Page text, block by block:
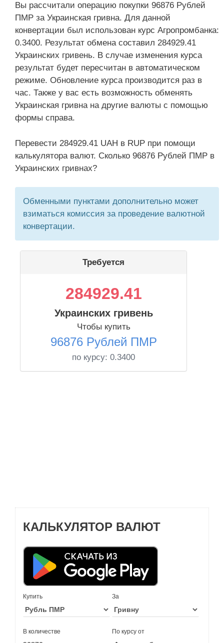
Вы рассчитали операцию покупки 96876 Рублей
ПМР за Украинская гривна. Для данной
конвертации был использован курс Агропромбанка:
0.3400. Результат обмена составил 284929.41
Украинских гривень. В случае изменения курса
результат будет пересчитан в автоматическом
режиме. Обновление курса производится раз в
час. Также у вас есть возможность обменять
Украинская гривна на другие валюты с помощью
формы справа.
Перевести 284929.41 UAH в RUP при помощи
калькулятора валют. Сколько 96876 Рублей ПМР в
Украинских гривнах?
Обменными пунктами дополнительно может
взиматься комиссия за проведение валютной
конвертации.
Требуется
284929.41
Украинских гривень
Чтобы купить
96876 Рублей ПМР
по курсу: 0.3400
КАЛЬКУЛЯТОР ВАЛЮТ
Купить За
В количестве По курсу от